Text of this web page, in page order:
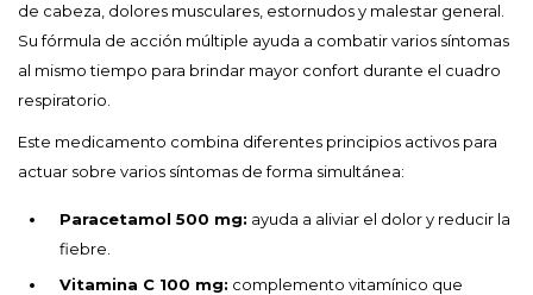
de cabeza, dolores musculares, estornudos y malestar general.
Su fórmula de acción múltiple ayuda a combatir varios síntomas
al mismo tiempo para brindar mayor confort durante el cuadro
respiratorio.
Este medicamento combina diferentes principios activos para
actuar sobre varios síntomas de forma simultánea:
Paracetamol 500 mg: ayuda a aliviar el dolor y reducir la
fiebre.
Vitamina C 100 mg: complemento vitamínico que